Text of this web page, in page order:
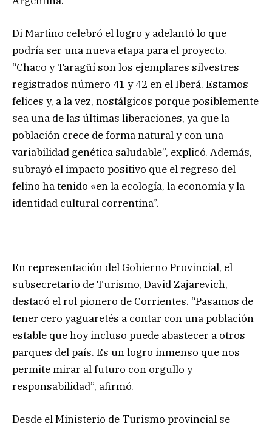
Di Martino celebró el logro y adelantó lo que
podría ser una nueva etapa para el proyecto.
“Chaco y Taragüí son los ejemplares silvestres
registrados número 41 y 42 en el Iberá. Estamos
felices y, a la vez, nostálgicos porque posiblemente
sea una de las últimas liberaciones, ya que la
población crece de forma natural y con una
variabilidad genética saludable”, explicó. Además,
subrayó el impacto positivo que el regreso del
felino ha tenido «en la ecología, la economía y la
identidad cultural correntina”.
En representación del Gobierno Provincial, el
subsecretario de Turismo, David Zajarevich,
destacó el rol pionero de Corrientes. “Pasamos de
tener cero yaguaretés a contar con una población
estable que hoy incluso puede abastecer a otros
parques del país. Es un logro inmenso que nos
permite mirar al futuro con orgullo y
responsabilidad”, afirmó.
Desde el Ministerio de Turismo provincial se